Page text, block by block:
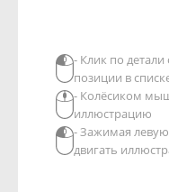
- Клик по
позиции в
- Колёсиком
иллюстрацию
- Зажимая
двигать